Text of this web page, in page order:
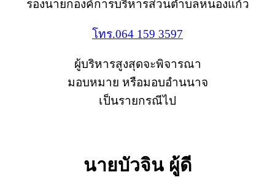
รองนายกองค์การบริหารส่วนตำบลหนองแก้ว
โทร.064 159 3597
ผู้บริหารสูงสุดจะพิจารณา
มอบหมาย หรือมอบอำนนาจ
เป็นรายกรณีไป
นายบัวจิน ผู้ดี